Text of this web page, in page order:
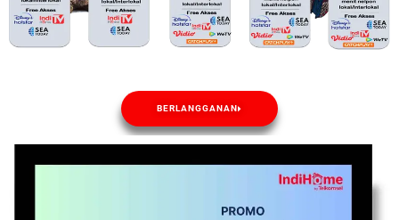
BERLANGGANAN